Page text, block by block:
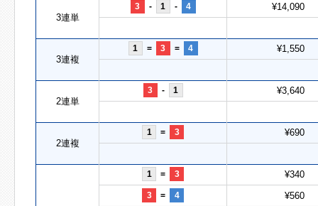
3連単
3 - 1 - 4 ¥14,090
3連複
1 = 3 = 4 ¥1,550
2連単
3 - 1 ¥3,640
2連複
1 = 3 ¥690
1 = 3 ¥340
3 = 4 ¥560